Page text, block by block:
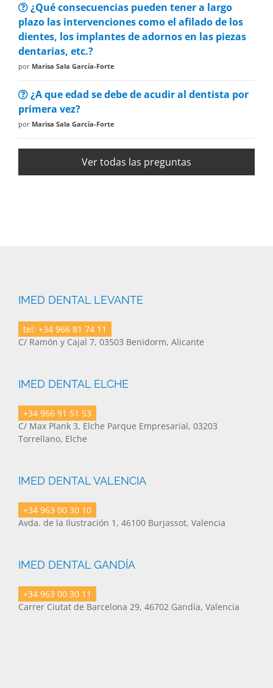
¿Qué consecuencias pueden tener a largo
plazo las intervenciones como el afilado de los
dientes, los implantes de adornos en las piezas
dentarias, etc.?
por Marisa Sala García-Forte
¿A que edad se debe de acudir al dentista por
primera vez?
por Marisa Sala García-Forte
Ver todas las preguntas
IMED DENTAL LEVANTE
tel: +34 966 81 74 11
C/ Ramón y Cajal 7, 03503 Benidorm, Alicante
IMED DENTAL ELCHE
+34 966 91 51 53
C/ Max Plank 3, Elche Parque Empresarial, 03203
Torrellano, Elche
IMED DENTAL VALENCIA
+34 963 00 30 10
Avda. de la Ilustración 1, 46100 Burjassot, Valencia
IMED DENTAL GANDÍA
+34 963 00 30 11
Carrer Ciutat de Barcelona 29, 46702 Gandía, Valencia